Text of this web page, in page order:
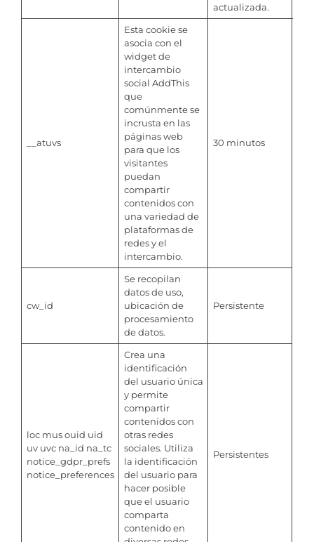
actualizada.
__atuvs
Esta cookie se
asocia con el
widget de
intercambio
social AddThis
que
comúnmente se
incrusta en las
páginas web
para que los
visitantes
puedan
compartir
contenidos con
una variedad de
plataformas de
redes y el
intercambio.
30 minutos
cw_id
Se recopilan
datos de uso,
ubicación de
procesamiento
de datos.
Persistente
loc mus ouid uid
uv uvc na_id na_tc
notice_gdpr_prefs
notice_preferences
Crea una
identificación
del usuario única
y permite
compartir
contenidos con
otras redes
sociales. Utiliza
la identificación
del usuario para
hacer posible
que el usuario
comparta
contenido en
Persistentes